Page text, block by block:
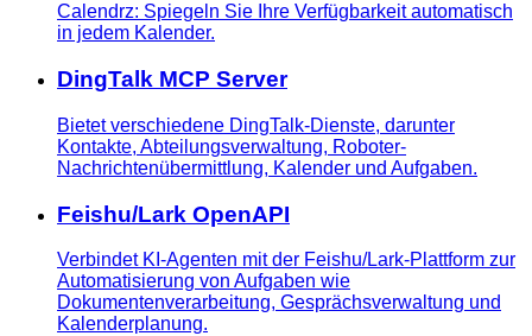
Calendrz: Spiegeln Sie Ihre Verfügbarkeit automatisch
in jedem Kalender.
DingTalk MCP Server
Bietet verschiedene DingTalk-Dienste, darunter
Kontakte, Abteilungsverwaltung, Roboter-
Nachrichtenübermittlung, Kalender und Aufgaben.
Feishu/Lark OpenAPI
Verbindet KI-Agenten mit der Feishu/Lark-Plattform zur
Automatisierung von Aufgaben wie
Dokumentenverarbeitung, Gesprächsverwaltung und
Kalenderplanung.